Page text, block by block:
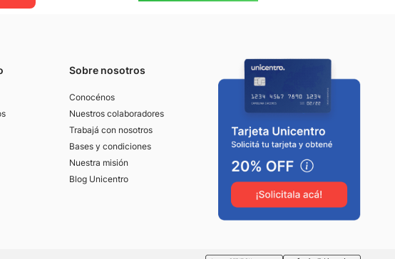
Sobre nosotros
Conocénos
Nuestros colaboradores
Trabajá con nosotros
Bases y condiciones
Nuestra misión
Blog Unicentro